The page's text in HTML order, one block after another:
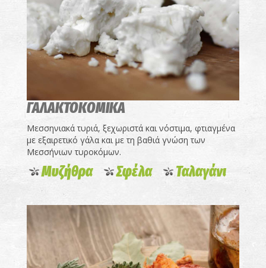
ΓΑΛΑΚΤΟΚΟΜΙΚΑ
Μεσσηνιακά τυριά, ξεχωριστά και νόστιμα, φτιαγμένα
με εξαιρετικό γάλα και με τη βαθιά γνώση των
Μεσσήνιων τυροκόμων.
Μυζήθρα Σφέλα Ταλαγάνι